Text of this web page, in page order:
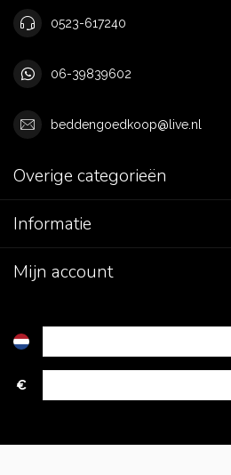
0523-617240
06-39839602
beddengoedkoop@live.nl
Overige categorieën
Informatie
Mijn account
€